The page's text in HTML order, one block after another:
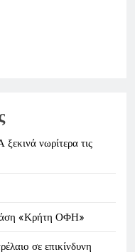
νωρίτερα τις
«Κρήτη ΟΦΗ»
σε επικίνδυνη